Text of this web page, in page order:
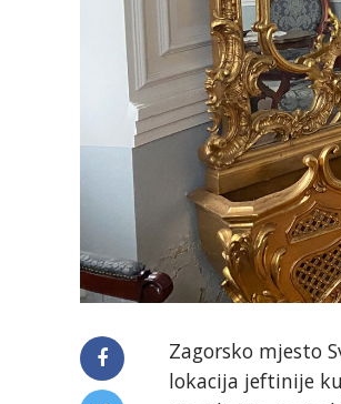
Zagorsko mjesto
lokacija jeftinije